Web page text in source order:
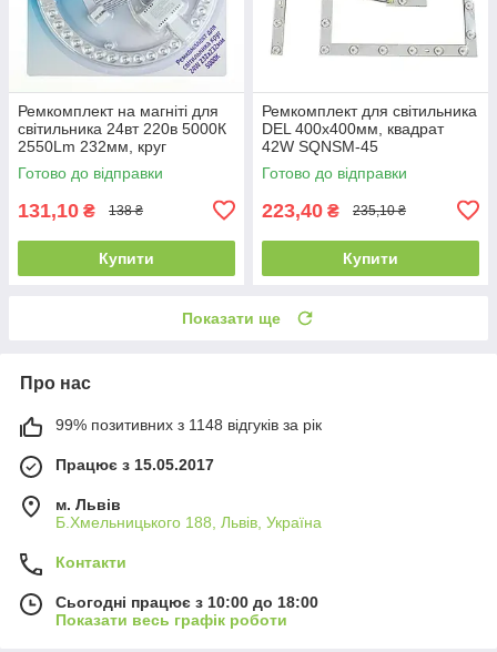
Ремкомплект на магніті для
світильника 24вт 220в 5000К
2550Lm 232мм, круг
Готово до відправки
131,10 ₴ 138 ₴
Купити
Ремкомплект для світильника
DEL 400х400мм, квадрат
42W SQNSM-45
Готово до відправки
223,40 ₴ 235,10 ₴
Купити
Показати ще
Про нас
99% позитивних з 1148 відгуків за рік
Працює з 15.05.2017
м. Львів
Б.Хмельницького 188, Львів, Україна
Контакти
Сьогодні працює з 10:00 до 18:00
Показати весь графік роботи